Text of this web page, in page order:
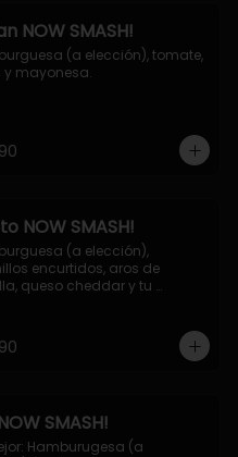
NOW SMASH!
(a elección), tomate,
y mayonesa.
NOW SMASH!
(a elección),
encurtidos, aros de
queso cheddar y tu
SMASH!
Hamburugesa (a